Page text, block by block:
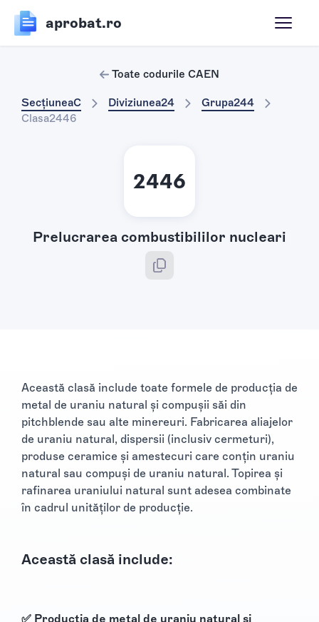
aprobat.ro
Toate codurile CAEN
SecțiuneaC Diviziunea24 Grupa244
Clasa2446
2446
Prelucrarea combustibililor nucleari
Această clasă include toate formele de producția de
metal de uraniu natural și compușii săi din
pitchblende sau alte minereuri. Fabricarea aliajelor
de uraniu natural, dispersii (inclusiv cermeturi),
produse ceramice și amestecuri care conțin uraniu
natural sau compuși de uraniu natural. Topirea și
rafinarea uraniului natural sunt adesea combinate
în cadrul unităţilor de producţie.
Această clasă include:
✅ Producția de metal de uraniu natural și